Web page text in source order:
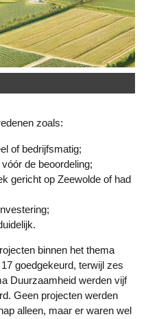
zoals:
of bedrijfsmatig;
de beoordeling;
gericht op Zeewolde of had
goedgekeurd, terwijl zes
Duurzaamheid werden vijf
Geen projecten werden
alleen, maar er waren wel